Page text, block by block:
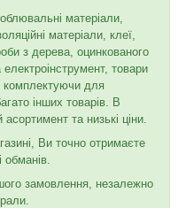
матеріали,
матеріали, клеї,
з дерева, оцинкованого
товари
комплектуючи для
інших товарів. В
та низькі ціни.
Ви точно отримаєте
замовлення, незалежно